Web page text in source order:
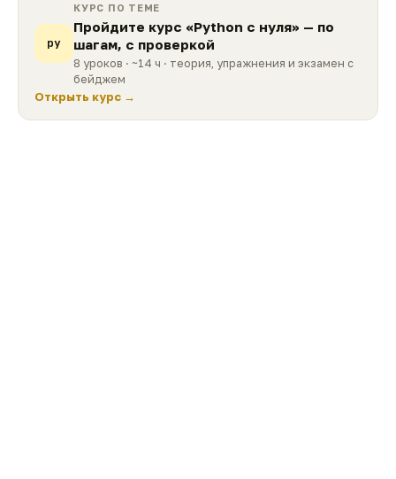
py
КУРС ПО ТЕМЕ
Пройдите курс «Python с нуля» — по
шагам, с проверкой
8 уроков · ~14 ч · теория, упражнения и экзамен с
бейджем
Открыть курс →